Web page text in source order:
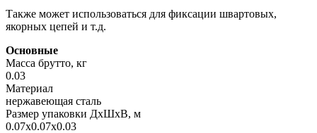
Также может использоваться для фиксации швартовых,
якорных цепей и т.д.
Основные
Масса брутто, кг
0.03
Материал
нержавеющая сталь
Размер упаковки ДхШхВ, м
0.07x0.07x0.03